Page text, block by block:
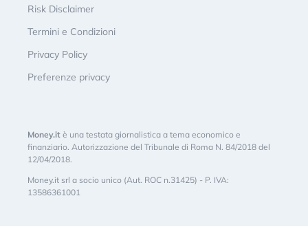
Risk Disclaimer
Termini e Condizioni
Privacy Policy
Preferenze privacy
Money.it è una testata giornalistica a tema economico e
finanziario. Autorizzazione del Tribunale di Roma N. 84/2018 del
12/04/2018.
Money.it srl a socio unico (Aut. ROC n.31425) - P. IVA:
13586361001